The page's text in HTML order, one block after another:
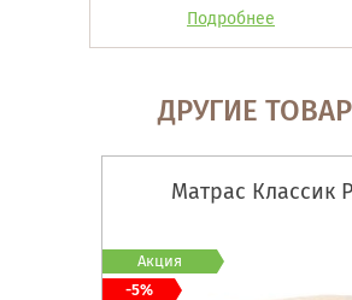
Подробнее
ДРУГИЕ
Матрас Классик
Акция
-5%